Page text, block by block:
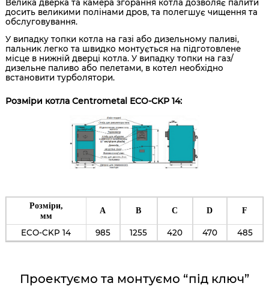
Велика дверка та камера згорання котла дозволяє палити
досить великими полінами дров, та полегшує чищення та
обслуговування.
У випадку топки котла на газі або дизельному паливі,
пальник легко та швидко монтується на підготовлене
місце в нижній дверці котла. У випадку топки на газ/
дизельне паливо або пелетами, в котел необхідно
встановити турболятори.
Розміри котла Centrometal ECO-CKP 14:
Розміри,
мм
А В C D F
ECO-CKP 14 985 1255 420 470 485
Проектуємо та монтуємо “під ключ”